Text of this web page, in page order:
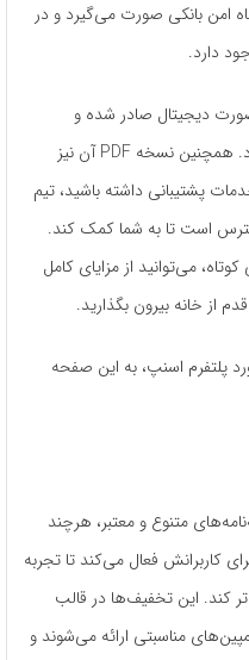
امن بانکی صورت می‌گیرد و در
دارد.
دیجیتال صادر شده و
به‌سرعت در حساب کاربری‌تان قرار می‌گیرد. همچنین نسخه PDF آن نیز
پشتیبانی داشته باشید، تیم
۲۴ ساعته در دسترس است تا به شما کمک کند.
می‌توانید از مزایای کامل
از خانه بیرون بگذارید.
پلتفرم اسنپ، به این صفحه
متنوع و معتبر، هرچند
کاربرانش فعال می‌کند تا تجربه
کند. این تخفیف‌ها در قالب
مناسبتی ارائه می‌شوند و